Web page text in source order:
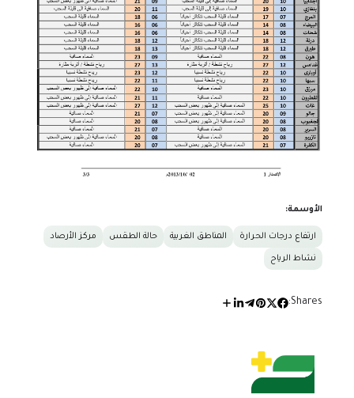
الأوسمة:
ارتفاع درجات الحرارة المناطق الغربية حالة الطقس مركز الأرصاد
نشاط الرياح
Shares: